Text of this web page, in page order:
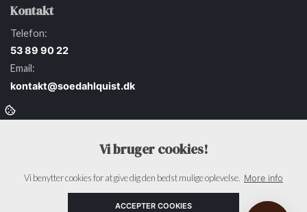
Kontakt
Telefon:
53 89 90 22
Email:
kontakt@soedahlquist.dk
HIFU (ultralyd)
Booking
Vi bruger cookies!
Vi benytter cookies for at give dig den bedst mulige oplevelse. More info
ACCEPTER COOKIES